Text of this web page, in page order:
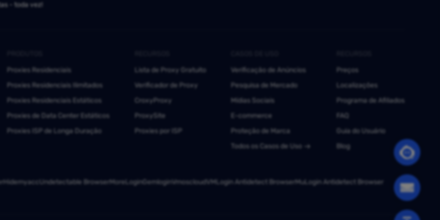
- toda vez!
Proxies Residenciais
Proxies Residenciais Ilimitados
Proxies Residenciais Estáticos
Proxies de Data Center Estáticos
Proxies ISP de Longa Duração
Lista de Proxy Gratuito
Verificador de Proxy
CroxyProxy
ProxySite
Proxies por ISP
Verificação de Anúncios
Pesquisa de Mercado
Mídias Sociais
E-commerce
Proteção de Marca
Todos os Casos de Uso
Preços
Localizações
Programa de Afiliados
FAQ
Guia do Usuário
Blog
Hidemyacc Undetectable BrowserMoreLoginGemloginVmoscloud VMLogin Antidetect BrowserMuLogin Antidetect Browser